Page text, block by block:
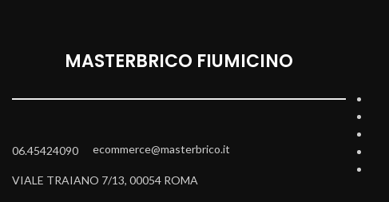
MASTERBRICO FIUMICINO
06.45424090 ecommerce@masterbrico.it
VIALE TRAIANO 7/13, 00054 ROMA